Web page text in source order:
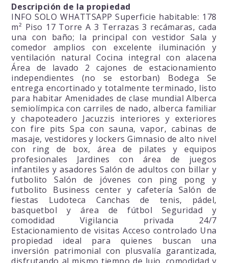
Descripción de la propiedad
INFO SOLO WHATTSAPP Superficie habitable: 178
m² Piso 17 Torre A 3 Terrazas 3 recámaras, cada
una con baño; la principal con vestidor Sala y
comedor amplios con excelente iluminación y
ventilación natural Cocina integral con alacena
Área de lavado 2 cajones de estacionamiento
independientes (no se estorban) Bodega Se
entrega encortinado y totalmente terminado, listo
para habitar Amenidades de clase mundial Alberca
semiolímpica con carriles de nado, alberca familiar
y chapoteadero Jacuzzis interiores y exteriores
con fire pits Spa con sauna, vapor, cabinas de
masaje, vestidores y lockers Gimnasio de alto nivel
con ring de box, área de pilates y equipos
profesionales Jardines con área de juegos
infantiles y asadores Salón de adultos con billar y
futbolito Salón de jóvenes con ping pong y
futbolito Business center y cafetería Salón de
fiestas Ludoteca Canchas de tenis, pádel,
basquetbol y área de fútbol Seguridad y
comodidad Vigilancia privada 24/7
Estacionamiento de visitas Acceso controlado Una
propiedad ideal para quienes buscan una
inversión patrimonial con plusvalía garantizada,